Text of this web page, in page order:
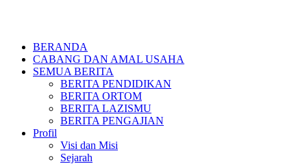
BERANDA
CABANG DAN AMAL USAHA
SEMUA BERITA
BERITA PENDIDIKAN
BERITA ORTOM
BERITA LAZISMU
BERITA PENGAJIAN
Profil
Visi dan Misi
Sejarah